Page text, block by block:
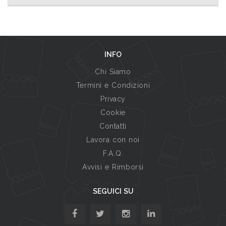
INFO
Chi Siamo
Termini e Condizioni
Privacy
Cookie
Contatti
Lavora con noi
F.A.Q.
Avvisi e Rimborsi
SEGUICI SU